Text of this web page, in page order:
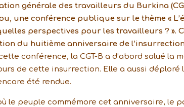
générale des travailleurs du Burkina
une conférence publique sur le thème «
perspectives pour les travailleurs ? ».
du huitième anniversaire de
conférence, la CGT-B a d’abord salué la
de cette insurrection. Elle a aussi déploré
été rendue.
le peuple commémore cet anniversaire, le